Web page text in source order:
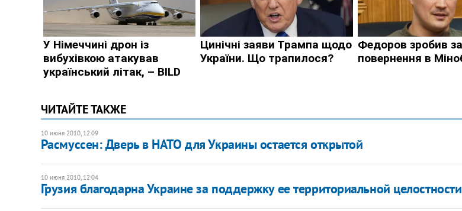
ЧИТАЙТЕ ТАКЖЕ
10 июня 2010, 12:09
Расмуссен: Дверь в НАТО для Украины остается открытой
10 июня 2010, 12:04
Грузия благодарна Украине за поддержку ее территориальной целостности